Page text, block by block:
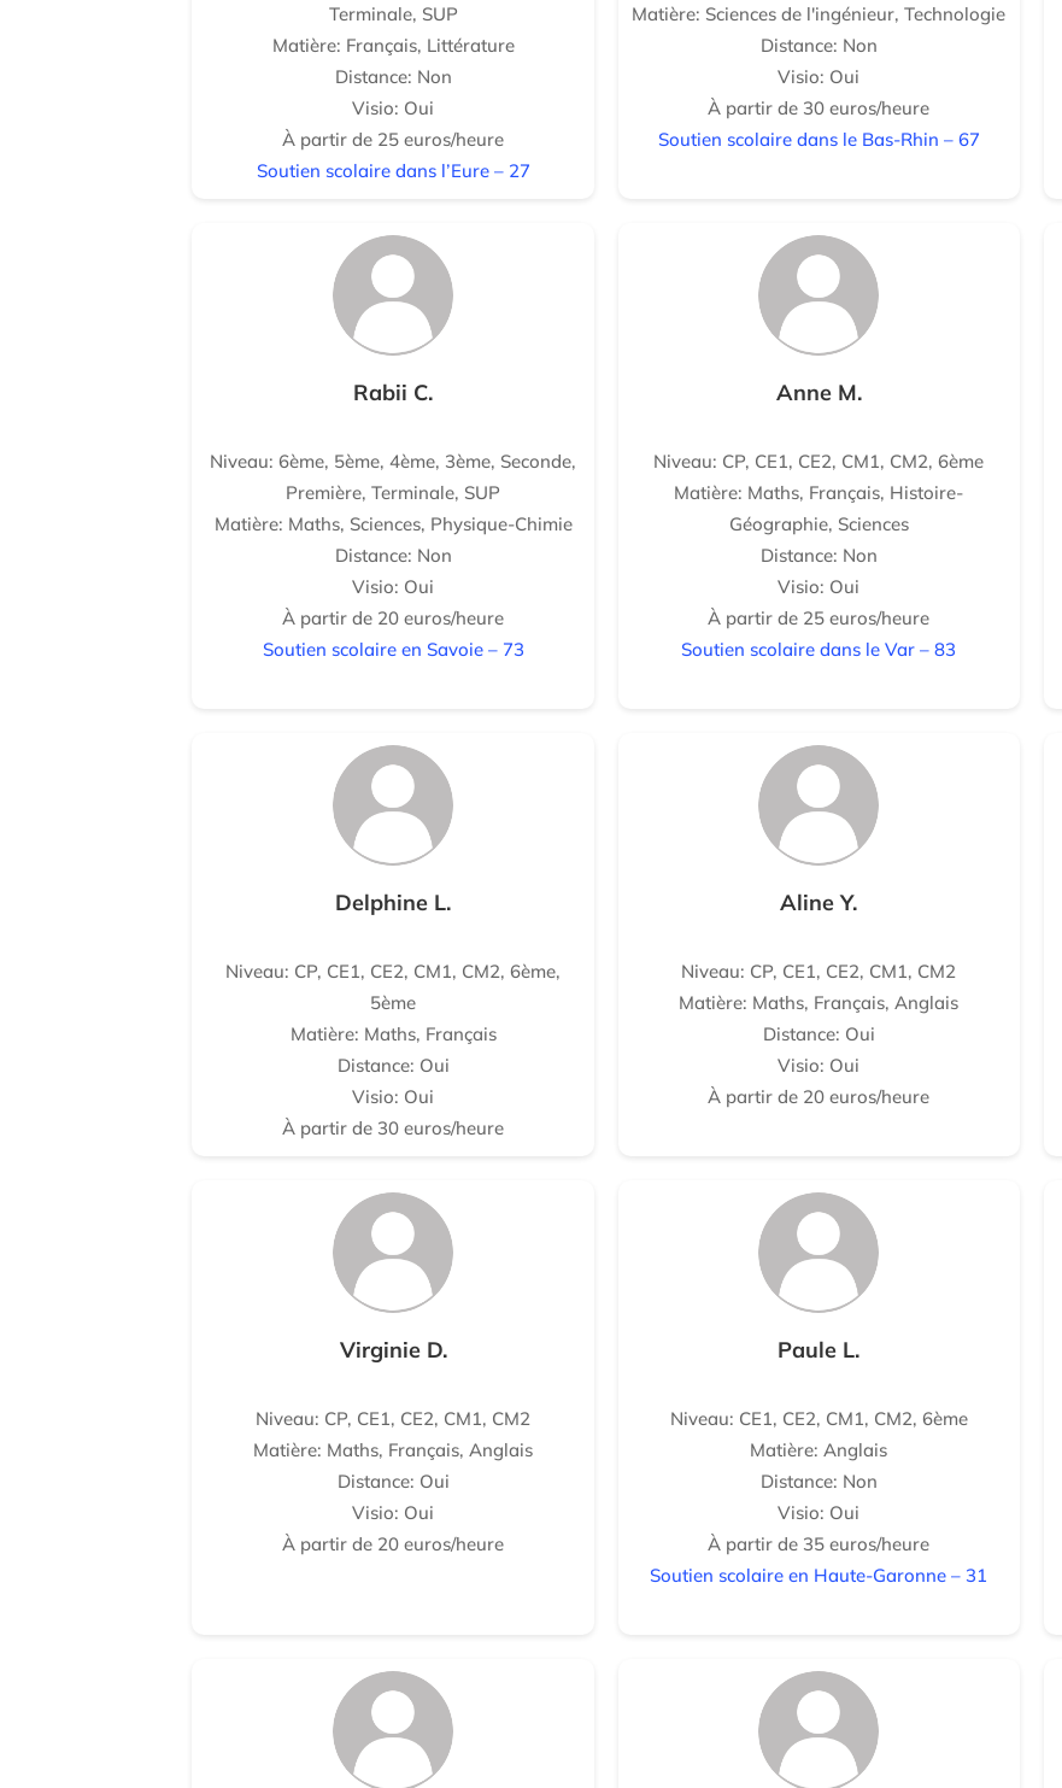
Terminale, SUP
Matière: Français, Littérature
Distance: Non
Visio: Oui
À partir de 25 euros/heure
Soutien scolaire dans l’Eure – 27
Matière: Sciences de l'ingénieur, Technologie
Distance: Non
Visio: Oui
À partir de 30 euros/heure
Soutien scolaire dans le Bas-Rhin – 67
Rabii C.
Niveau: 6ème, 5ème, 4ème, 3ème, Seconde,
Première, Terminale, SUP
Matière: Maths, Sciences, Physique-Chimie
Distance: Non
Visio: Oui
À partir de 20 euros/heure
Soutien scolaire en Savoie – 73
Anne M.
Niveau: CP, CE1, CE2, CM1, CM2, 6ème
Matière: Maths, Français, Histoire-
Géographie, Sciences
Distance: Non
Visio: Oui
À partir de 25 euros/heure
Soutien scolaire dans le Var – 83
Delphine L.
Niveau: CP, CE1, CE2, CM1, CM2, 6ème,
5ème
Matière: Maths, Français
Distance: Oui
Visio: Oui
À partir de 30 euros/heure
Aline Y.
Niveau: CP, CE1, CE2, CM1, CM2
Matière: Maths, Français, Anglais
Distance: Oui
Visio: Oui
À partir de 20 euros/heure
Virginie D.
Niveau: CP, CE1, CE2, CM1, CM2
Matière: Maths, Français, Anglais
Distance: Oui
Visio: Oui
À partir de 20 euros/heure
Paule L.
Niveau: CE1, CE2, CM1, CM2, 6ème
Matière: Anglais
Distance: Non
Visio: Oui
À partir de 35 euros/heure
Soutien scolaire en Haute-Garonne – 31